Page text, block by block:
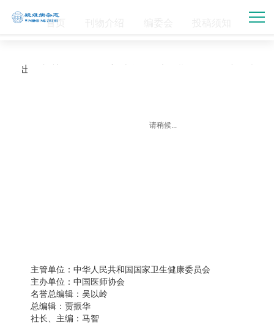
首页
出版相关条款
请稍候...
主管单位：中华人民共和国国家卫生健康委员会
主办单位：中国医师协会
名誉总编辑：吴以岭
总编辑：贾振华
社长、主编：马智